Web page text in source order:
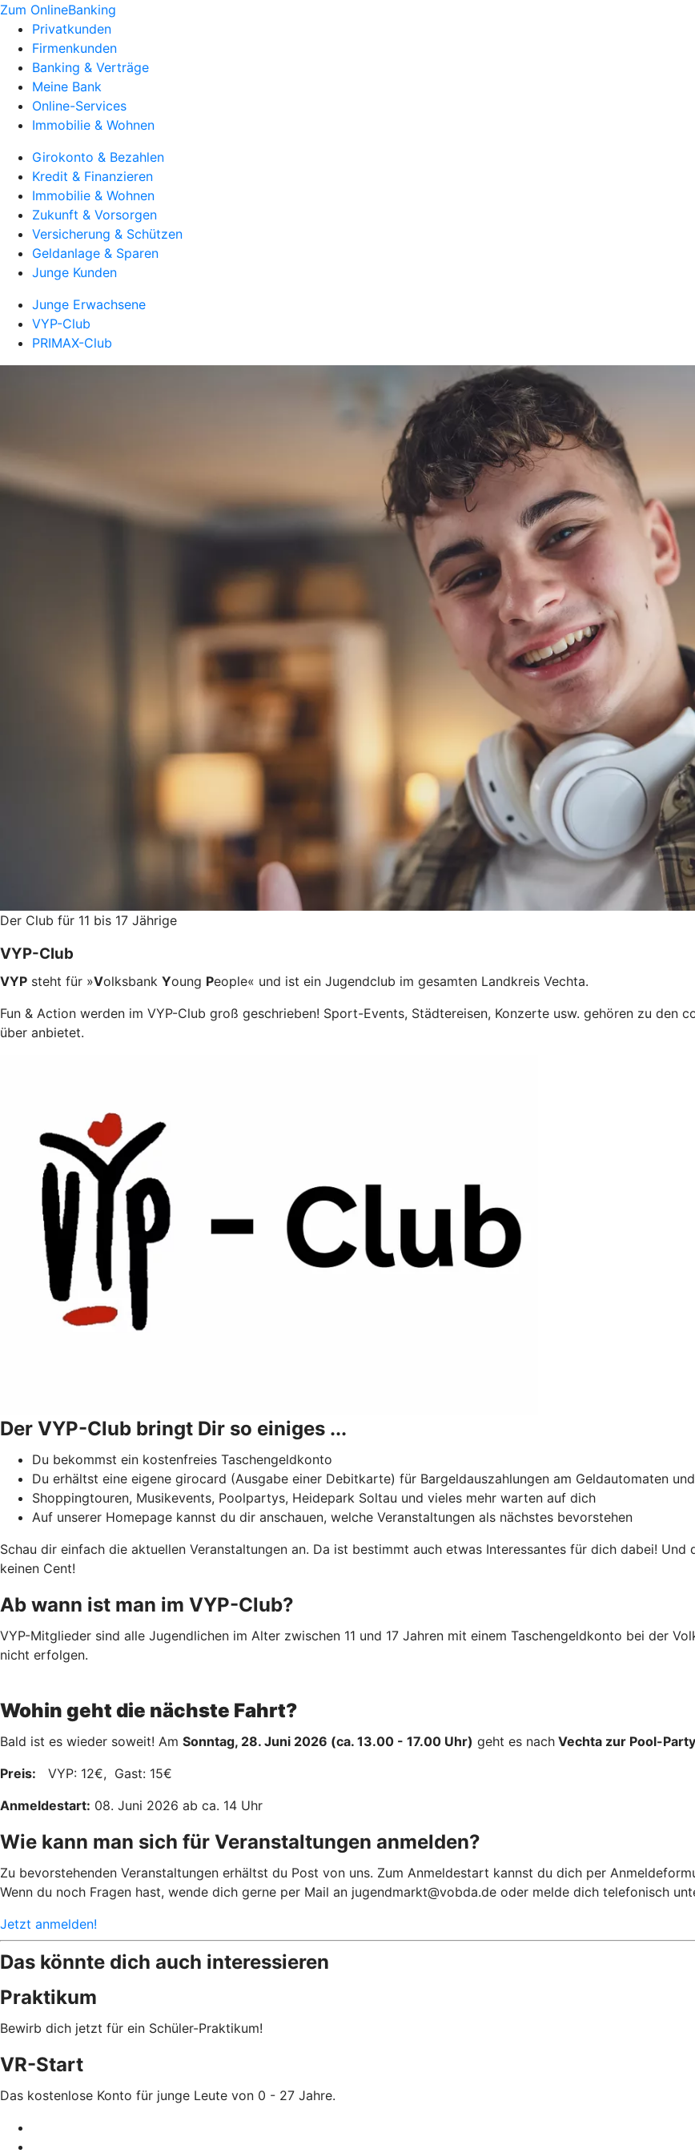
Zum OnlineBanking
Privatkunden
Firmenkunden
Banking & Verträge
Meine Bank
Online-Services
Immobilie & Wohnen
Girokonto & Bezahlen
Kredit & Finanzieren
Immobilie & Wohnen
Zukunft & Vorsorgen
Versicherung & Schützen
Geldanlage & Sparen
Junge Kunden
Junge Erwachsene
VYP-Club
PRIMAX-Club
Der Club für 11 bis 17 Jährige
VYP-Club
VYP steht für »Volksbank Young People« und ist ein Jugendclub im gesamten Landkreis Vechta.
Fun & Action werden im VYP-Club groß geschrieben! Sport-Events, Städtereisen, Konzerte usw. gehören zu den
über anbietet.
Der VYP-Club bringt Dir so einiges ...
Du bekommst ein kostenfreies Taschengeldkonto
Du erhältst eine eigene girocard (Ausgabe einer Debitkarte) für Bargeldauszahlungen am Geldautomaten
Shoppingtouren, Musikevents, Poolpartys, Heidepark Soltau und vieles mehr warten auf dich
Auf unserer Homepage kannst du dir anschauen, welche Veranstaltungen als nächstes bevorstehen
Schau dir einfach die aktuellen Veranstaltungen an. Da ist bestimmt auch etwas Interessantes für dich dabei!
keinen Cent!
Ab wann ist man im VYP-Club?
VYP-Mitglieder sind alle Jugendlichen im Alter zwischen 11 und 17 Jahren mit einem Taschengeldkonto bei der
nicht erfolgen.
Wohin geht die nächste Fahrt?
Bald ist es wieder soweit! Am Sonntag, 28. Juni 2026 (ca. 13.00 - 17.00 Uhr) geht es nach Vechta zur Pool-
Preis: VYP: 12€, Gast: 15€
Anmeldestart: 08. Juni 2026 ab ca. 14 Uhr
Wie kann man sich für Veranstaltungen anmelden?
Zu bevorstehenden Veranstaltungen erhältst du Post von uns. Zum Anmeldestart kannst du dich per
Wenn du noch Fragen hast, wende dich gerne per Mail an jugendmarkt@vobda.de oder melde dich telefonisch
Jetzt anmelden!
Das könnte dich auch interessieren
Praktikum
Bewirb dich jetzt für ein Schüler-Praktikum!
VR-Start
Das kostenlose Konto für junge Leute von 0 - 27 Jahre.